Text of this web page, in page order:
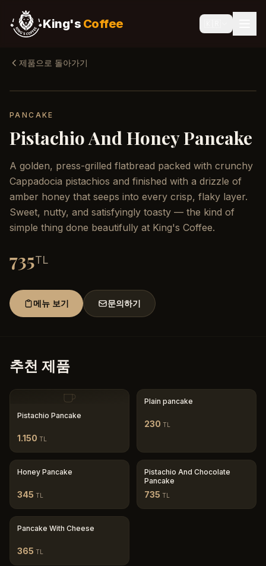
King's Coffee
제품으로 돌아가기
PANCAKE
Pistachio And Honey Pancake
A golden, press-grilled flatbread packed with crunchy
Cappadocia pistachios and finished with a drizzle of
amber honey that seeps into every crisp, flaky layer.
Sweet, nutty, and satisfyingly toasty — the kind of
simple thing done beautifully at King's Coffee.
735TL
메뉴 보기 문의하기
추천 제품
Pistachio Pancake
1.150 TL
Plain pancake
230 TL
Honey Pancake
345 TL
Pistachio And Chocolate
Pancake
735 TL
Pancake With Cheese
365 TL